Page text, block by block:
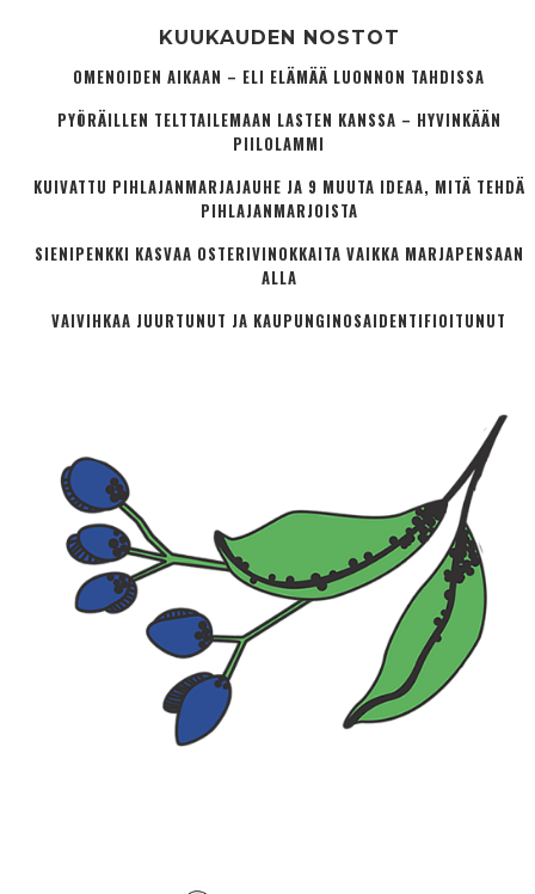
KUUKAUDEN NOSTOT
OMENOIDEN AIKAAN – ELI ELÄMÄÄ LUONNON TAHDISSA
PYÖRÄILLEN TELTTAILEMAAN LASTEN KANSSA – HYVINKÄÄN
PIILOLAMMI
KUIVATTU PIHLAJANMARJAJAUHE JA 9 MUUTA IDEAA, MITÄ TEHDÄ
PIHLAJANMARJOISTA
SIENIPENKKI KASVAA OSTERIVINOKKAITA VAIKKA MARJAPENSAAN
ALLA
VAIVIHKAA JUURTUNUT JA KAUPUNGINOSA­IDENTIFIOITUNUT